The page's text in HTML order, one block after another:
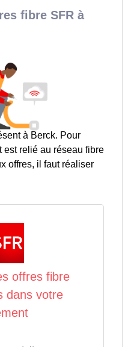
fibre SFR à
à Berck. Pour
est relié au réseau fibre
offres, il faut réaliser